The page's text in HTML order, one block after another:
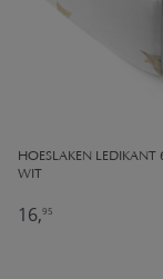
HOESLAKEN
WIT
16,95